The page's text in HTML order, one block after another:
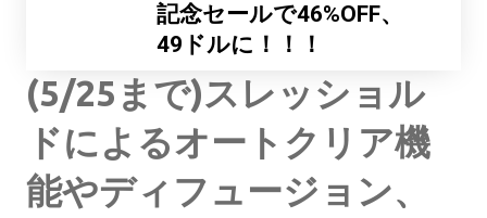
記念セールで46%OFF、
49ドルに！！！
(5/25まで)スレッショル
ドによるオートクリア機
能やディフュージョン、